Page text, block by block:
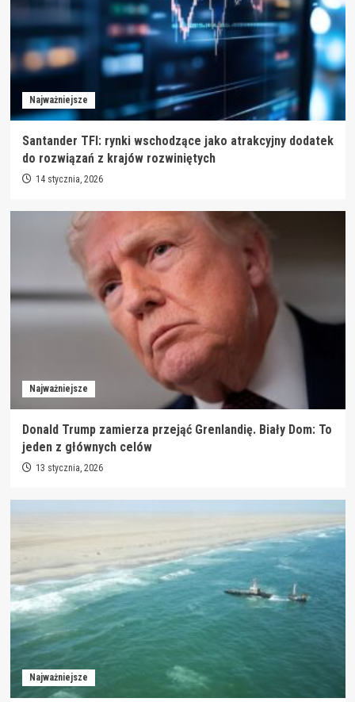
Najważniejsze
Santander TFI: rynki wschodzące jako atrakcyjny dodatek
do rozwiązań z krajów rozwiniętych
14 stycznia, 2026
Najważniejsze
Donald Trump zamierza przejąć Grenlandię. Biały Dom: To
jeden z głównych celów
13 stycznia, 2026
Najważniejsze